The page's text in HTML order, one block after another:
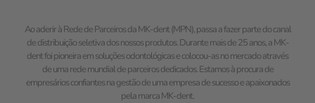
Ao aderir à Rede de Parceiros da MK-dent (MPN), passa a fazer parte do canal
de distribuição seletiva dos nossos produtos. Durante mais de 25 anos, a MK-
dent foi pioneira em soluções odontológicas e colocou-as no mercado através
de uma rede mundial de parceiros dedicados. Estamos à procura de
empresários confiantes na gestão de uma empresa de sucesso e apaixonados
pela marca MK-dent.